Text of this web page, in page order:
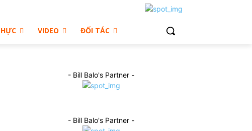
VIDEO ĐỐI TÁC
- Bill Balo's Partner -
- Bill Balo's Partner -